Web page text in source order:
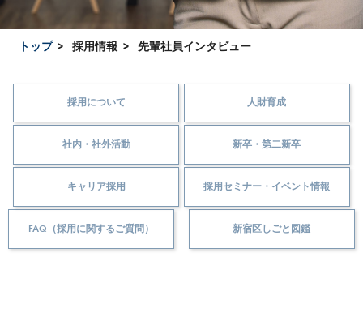
トップ 採用情報 先輩社員インタビュー
採用について 人財育成
社内・社外活動 新卒・第二新卒
キャリア採用 採用セミナー・イベント情報
FAQ（採用に関するご質問） 新宿区しごと図鑑